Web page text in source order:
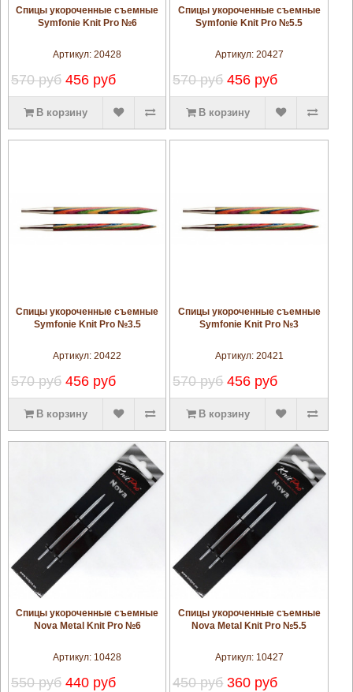
увеличить
Спицы укороченные съемные
Symfonie Knit Pro №6
Артикул:20428
570 руб 456 руб
В корзину
увеличить
Спицы укороченные съемные
Symfonie Knit Pro №5.5
Артикул: 20427
570 руб 456 руб
В корзину
увеличить
Спицы укороченные съемные
Symfonie Knit Pro №3.5
Артикул:20422
570 руб 456 руб
В корзину
увеличить
Спицы укороченные съемные
Symfonie Knit Pro №3
Артикул: 20421
570 руб 456 руб
В корзину
увеличить
Спицы укороченные съемные
Nova Metal Knit Pro №6
Артикул: 10428
550 руб 440 руб
увеличить
Спицы укороченные съемные
Nova Metal Knit Pro №5.5
Артикул: 10427
450 руб 360 руб